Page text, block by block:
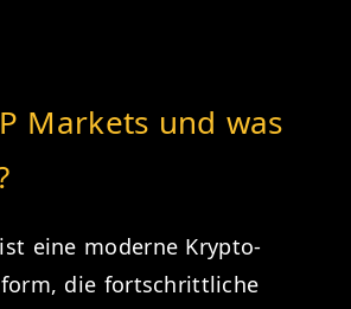
Markets und was
ist eine moderne Krypto-
die fortschrittliche